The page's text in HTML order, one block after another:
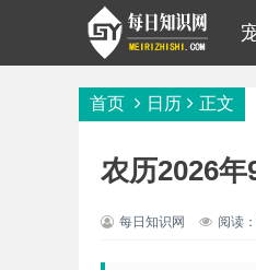
首页 日历 正文
农历2026
每日知识网 阅读